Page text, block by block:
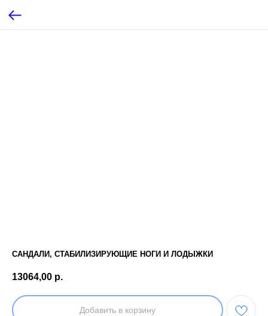
САНДАЛИ, СТАБИЛИЗИРУЮЩИЕ НОГИ И ЛОДЫЖКИ
13064,00 р.
Добавить в корзину